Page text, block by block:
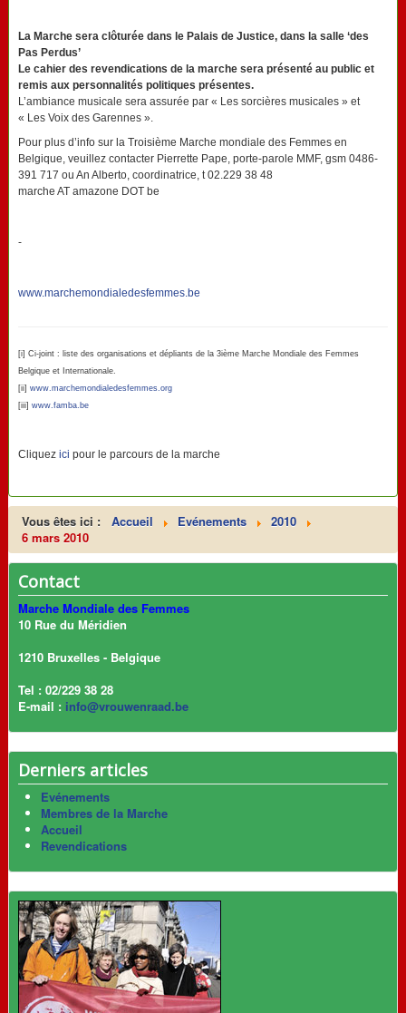
La Marche sera clôturée dans le Palais de Justice, dans la salle ‘des
Pas Perdus’
Le cahier des revendications de la marche sera présenté au public et
remis aux personnalités politiques présentes.
L’ambiance musicale sera assurée par « Les sorcières musicales » et
« Les Voix des Garennes ».
Pour plus d’info sur la Troisième Marche mondiale des Femmes en
Belgique, veuillez contacter Pierrette Pape, porte-parole MMF, gsm 0486-
391 717 ou An Alberto, coordinatrice, t 02.229 38 48
marche AT amazone DOT be
-
www.marchemondialedesfemmes.be
[i] Ci-joint : liste des organisations et dépliants de la 3ième Marche Mondiale des Femmes
Belgique et Internationale.
[ii] www.marchemondialedesfemmes.org
[iii] www.famba.be
Cliquez ici pour le parcours de la marche
Vous êtes ici : Accueil Evénements
2010
6 mars 2010
Contact
Marche Mondiale des Femmes
10 Rue du Méridien
1210 Bruxelles - Belgique
Tel : 02/229 38 28
E-mail : info@vrouwenraad.be
Derniers articles
Evénements
Membres de la Marche
Accueil
Revendications